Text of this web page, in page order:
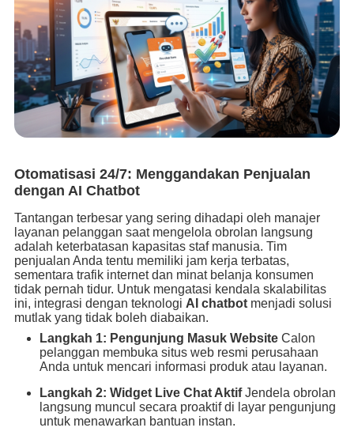
Otomatisasi 24/7: Menggandakan Penjualan
dengan AI Chatbot
Tantangan terbesar yang sering dihadapi oleh manajer
layanan pelanggan saat mengelola obrolan langsung
adalah keterbatasan kapasitas staf manusia. Tim
penjualan Anda tentu memiliki jam kerja terbatas,
sementara trafik internet dan minat belanja konsumen
tidak pernah tidur. Untuk mengatasi kendala skalabilitas
ini, integrasi dengan teknologi AI chatbotmenjadi solusi
mutlak yang tidak boleh diabaikan.
Langkah 1: Pengunjung Masuk WebsiteCalon
pelanggan membuka situs web resmi perusahaan
Anda untuk mencari informasi produk atau layanan.
Langkah 2: Widget Live Chat AktifJendela obrolan
langsung muncul secara proaktif di layar pengunjung
untuk menawarkan bantuan instan.